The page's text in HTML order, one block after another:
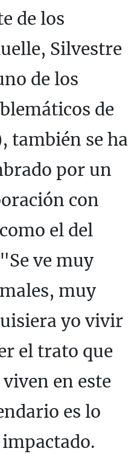
de los
Silvestre
de los
de
también se ha
por un
con
el del
ve muy
muy
yo vivir
el trato que
en este
es lo